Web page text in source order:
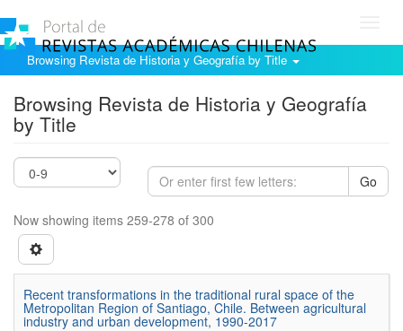
Browsing Revista de Historia y Geografía by Title
Browsing Revista de Historia y Geografía
by Title
Go
Now showing items 259-278 of 300
Recent transformations in the traditional rural space of the
Metropolitan Region of Santiago, Chile. Between agricultural
industry and urban development, 1990-2017